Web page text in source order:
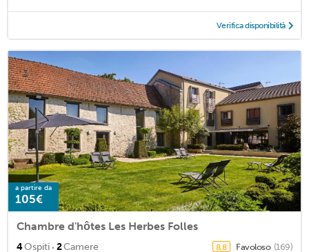
Verifica disponibilità
a partire da
105€
Chambre d'hôtes Les Herbes Folles
4Ospiti · 2Camere 8,8 Favoloso (169)